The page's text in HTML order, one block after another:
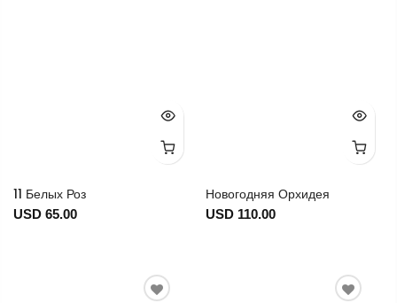
11 Белых Роз
USD 65.00
Новогодняя Орхидея
USD 110.00